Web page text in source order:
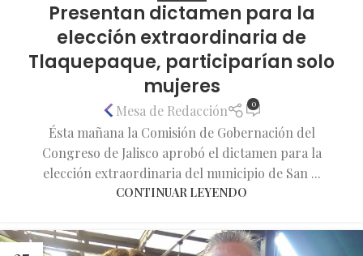
Presentan dictamen para la
elección extraordinaria de
Tlaquepaque, participarían solo
mujeres
Mesa de Redacción 0
Ésta mañana la Comisión de Gobernación del
Congreso de Jalisco aprobó el dictamen para la
elección extraordinaria del municipio de San ...
CONTINUAR LEYENDO